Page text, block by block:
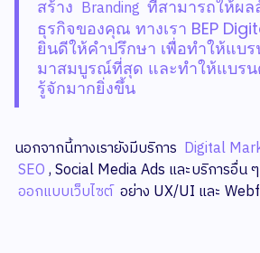
สร้าง Branding ที่สามารถให้ผ
ธุรกิจของคุณ ทางเรา BEP
ยินดีให้คำปรึกษา เพื่อทำให้แบ
มาสมบูรณ์ที่สุด และทำให้แบร
รู้จักมากยิ่งขึ้น
นอกจากนี้ทางเรายังมีบริการ Digital
SEO, Social Media Ads และบริการอื่น ๆ
ออกแบบเว็บไซต์ อย่าง UX/UI และ